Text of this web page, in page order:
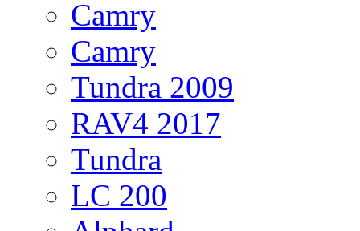
Camry
Camry
Tundra 2009
RAV4 2017
Tundra
LC 200